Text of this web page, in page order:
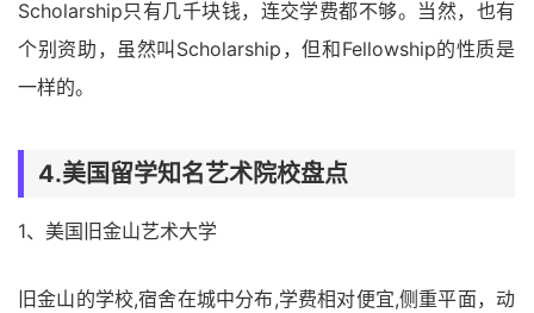
Scholarship只有几千块钱，连交学费都不够。当然，也有
个别资助，虽然叫Scholarship，但和Fellowship的性质是
一样的。
4.美国留学知名艺术院校盘点
1、美国旧金山艺术大学
旧金山的学校,宿舍在城中分布,学费相对便宜,侧重平面，动